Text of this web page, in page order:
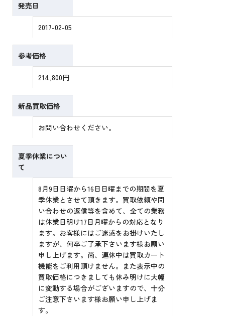
発売日
2017-02-05
参考価格
214,800円
新品買取価格
お問い合わせください。
夏季休業につい
て
8月9日日曜から16日日曜までの期間を夏
季休業とさせて頂きます。買取依頼や問
い合わせの返信等を含めて、全ての業務
は休業日明け17日月曜からの対応となり
ます。お客様にはご迷惑をお掛けいたし
ますが、何卒ご了承下さいます様お願い
申し上げます。尚、連休中は買取カート
機能をご利用頂けません。また表示中の
買取価格につきましても休み明けに大幅
に変動する場合がございますので、十分
ご注意下さいます様お願い申し上げま
す。